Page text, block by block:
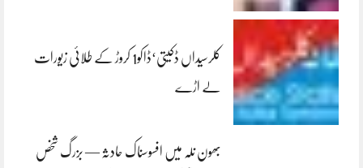
کلرسیداں ڈکیتی‘ڈاکو1 کروڑ کے طلائی زیورات
لے اڑے
بھون نلہ میں افسوسناک حادثہ — بزرگ شخص